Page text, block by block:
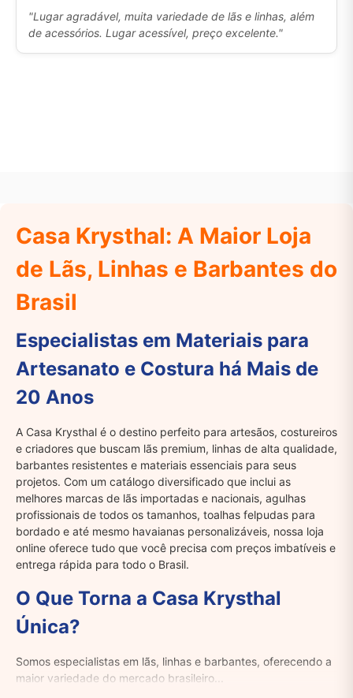
"Lugar agradável, muita variedade de lãs e linhas, além
de acessórios. Lugar acessível, preço excelente."
Casa Krysthal: A Maior Loja
de Lãs, Linhas e Barbantes do
Brasil
Especialistas em Materiais para
Artesanato e Costura há Mais de
20 Anos
A Casa Krysthal é o destino perfeito para artesãos, costureiros
e criadores que buscam lãs premium, linhas de alta qualidade,
barbantes resistentes e materiais essenciais para seus
projetos. Com um catálogo diversificado que inclui as
melhores marcas de lãs importadas e nacionais, agulhas
profissionais de todos os tamanhos, toalhas felpudas para
bordado e até mesmo havaianas personalizáveis, nossa loja
online oferece tudo que você precisa com preços imbatíveis e
entrega rápida para todo o Brasil.
O Que Torna a Casa Krysthal
Única?
Somos especialistas em lãs, linhas e barbantes, oferecendo a
maior variedade do mercado brasileiro...